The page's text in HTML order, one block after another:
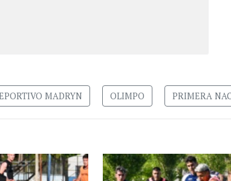
MADRYN OLIMPO PRIMERA